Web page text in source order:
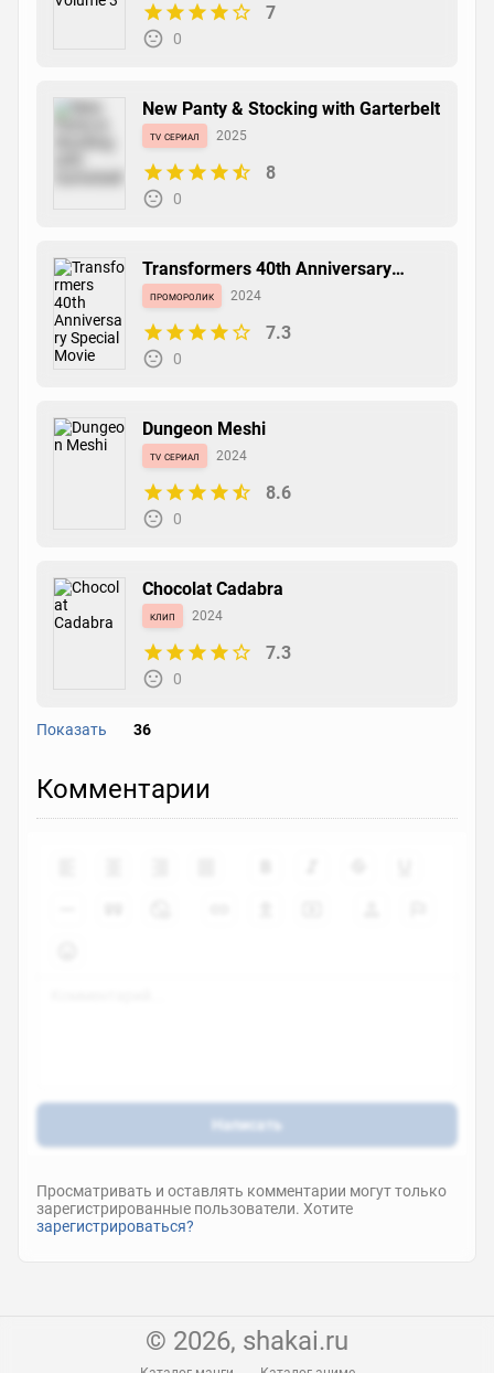
7
0
New Panty & Stocking with Garterbelt
tv сериал 2025
8
0
Transformers 40th Anniversary
Special Movie
проморолик 2024
7.3
0
Dungeon Meshi
tv сериал 2024
8.6
0
Chocolat Cadabra
клип 2024
7.3
0
Показать 36
фильм 2023
7.2
0
Комментарии
Написать
Просматривать и оставлять комментарии могут только
зарегистрированные пользователи. Хотите
зарегистрироваться?
© 2026, shakai.ru